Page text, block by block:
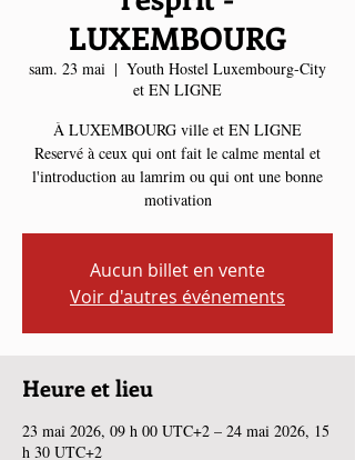
LUXEMBOURG
sam. 23 mai
  |
Youth Hostel Luxembourg-City
et EN LIGNE
À LUXEMBOURG ville et EN LIGNE
Reservé à ceux qui ont fait le calme mental et
l'introduction au lamrim ou qui ont une bonne
motivation
Aucun billet en vente
Voir d'autres événements
Heure et lieu
23 mai 2026, 09 h 00 UTC+2 – 24 mai 2026, 15
h 30 UTC+2